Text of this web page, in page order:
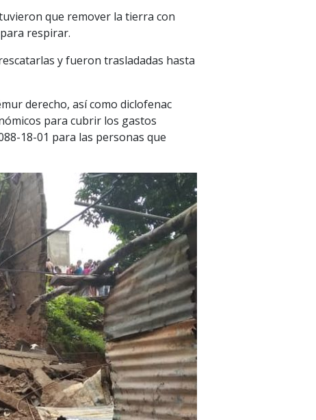
que remover la tierra con
respirar.
y fueron trasladadas hasta
derecho, así como diclofenac
para cubrir los gastos
18-01 para las personas que